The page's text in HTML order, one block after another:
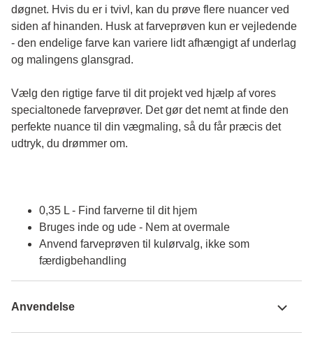
døgnet. Hvis du er i tvivl, kan du prøve flere nuancer ved
siden af hinanden. Husk at farveprøven kun er vejledende
- den endelige farve kan variere lidt afhængigt af underlag
og malingens glansgrad.
Vælg den rigtige farve til dit projekt ved hjælp af vores
specialtonede farveprøver. Det gør det nemt at finde den
perfekte nuance til din vægmaling, så du får præcis det
udtryk, du drømmer om.
0,35 L - Find farverne til dit hjem
Bruges inde og ude - Nem at overmale
Anvend farveprøven til kulørvalg, ikke som
færdigbehandling
Anvendelse